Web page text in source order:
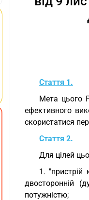
Стаття 1.
Мета цього
ефективного
скористатися
Стаття 2.
Для цілей
1. "пристрій
двосторонній
потужністю;